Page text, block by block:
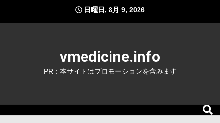
content
日曜日, 8月 9, 2026
vmedicine.info
PR：本サイトはプロモーションを含みます